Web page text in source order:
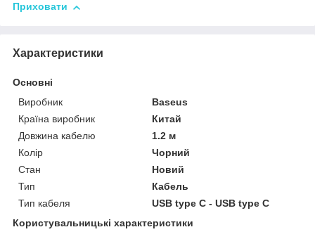
Приховати
Характеристики
Основні
Виробник
Baseus
Країна виробник
Китай
Довжина кабелю
1.2 м
Колір
Чорний
Стан
Новий
Тип
Кабель
Тип кабеля
USB type C - USB type C
Користувальницькі характеристики